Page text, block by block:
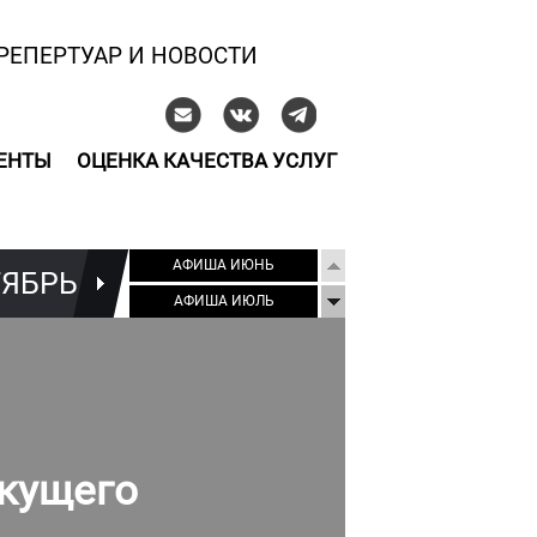
И НОВОСТИ
ОЦЕНКА КАЧЕСТВА УСЛУГ
ОКТЯБРЬ
АФИША ИЮНЬ
АФИША ИЮЛЬ